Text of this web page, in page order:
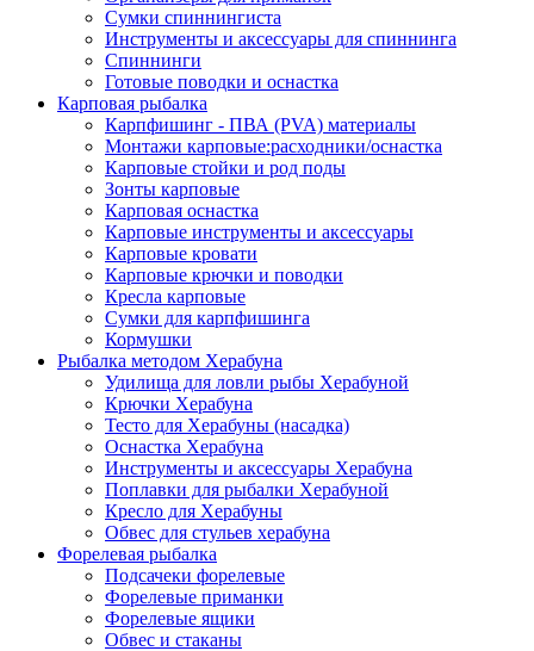
Сумки спиннингиста
Инструменты и аксессуары для спиннинга
Спиннинги
Готовые поводки и оснастка
Карповая рыбалка
Карпфишинг - ПВА (PVA) материалы
Монтажи карповые:расходники/оснастка
Карповые стойки и род поды
Зонты карповые
Карповая оснастка
Карповые инструменты и аксессуары
Карповые кровати
Карповые крючки и поводки
Кресла карповые
Сумки для карпфишинга
Кормушки
Рыбалка методом Херабуна
Удилища для ловли рыбы Херабуной
Крючки Херабуна
Тесто для Херабуны (насадка)
Оснастка Херабуна
Инструменты и аксессуары Херабуна
Поплавки для рыбалки Херабуной
Кресло для Херабуны
Обвес для стульев херабуна
Форелевая рыбалка
Подсачеки форелевые
Форелевые приманки
Форелевые ящики
Обвес и стаканы